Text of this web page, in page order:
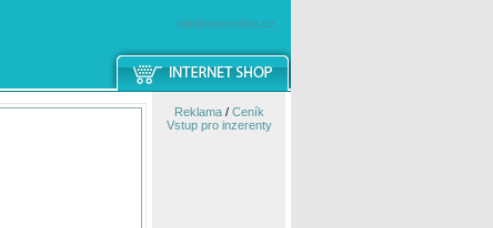
windowsmobile.cz
Reklama/ Ceník
Vstup pro inzerenty